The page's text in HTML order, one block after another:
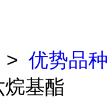
> 优势品种
基酯